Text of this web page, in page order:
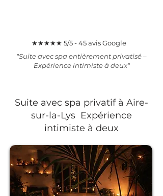
★★★★★ 5/5 - 45 avis Google
"Suite avec spa entièrement privatisé –
Expérience intimiste à deux"​​​
Suite avec spa privatif à Aire-
sur-la-Lys Expérience
intimiste à deux